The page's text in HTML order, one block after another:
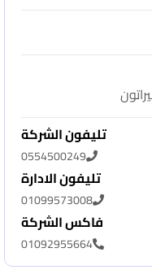
تليفون الشركة
0554500249
تليفون الادارة
01099573008
فاكس الشركة
01092955664